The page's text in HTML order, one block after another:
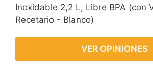
Inoxidable 2,2 L, Libre BPA (con
Recetario - Blanco)
VER OPINIONES